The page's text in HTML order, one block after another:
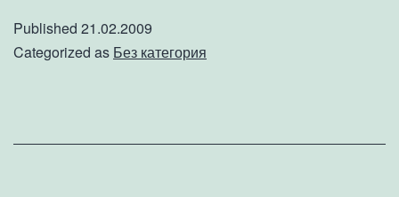
Published 21.02.2009
Categorized as Без категория